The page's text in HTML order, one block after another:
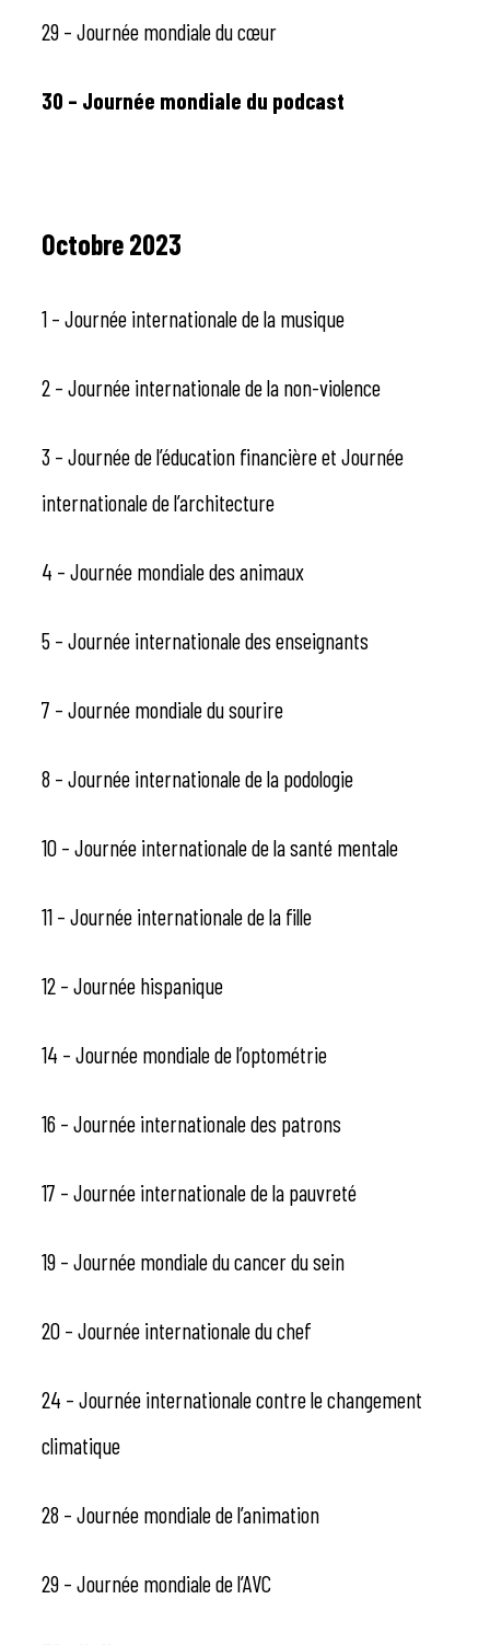
29 – Journée mondiale du cœur
30 – Journée mondiale du podcast
Octobre 2023
1 – Journée internationale de la musique
2 – Journée internationale de la non-violence
3 – Journée de l’éducation financière et Journée
internationale de l’architecture
4 – Journée mondiale des animaux
5 – Journée internationale des enseignants
7 – Journée mondiale du sourire
8 – Journée internationale de la podologie
10 – Journée internationale de la santé mentale
11 – Journée internationale de la fille
12 – Journée hispanique
14 – Journée mondiale de l’optométrie
16 – Journée internationale des patrons
17 – Journée internationale de la pauvreté
19 – Journée mondiale du cancer du sein
20 – Journée internationale du chef
24 – Journée internationale contre le changement
climatique
28 – Journée mondiale de l’animation
29 – Journée mondiale de l’AVC